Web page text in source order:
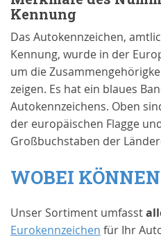
Kennung
Das Autokennzeichen,
Kennung, wurde in der
um die
zeigen. Es hat ein blaues
Autokennzeichens. Oben
der europäischen Flagge
Großbuchstaben der
WOBEI
Unser Sortiment umfasst
Eurokennzeichen für Ihr